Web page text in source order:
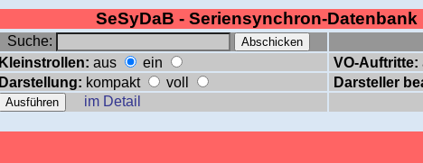
SeSyDaB - Seriensynchron-Datenbank
Suche:
Kleinstrollen: aus ein VO-Auftritte:
Darstellung: kompakt voll Darsteller
im Detail